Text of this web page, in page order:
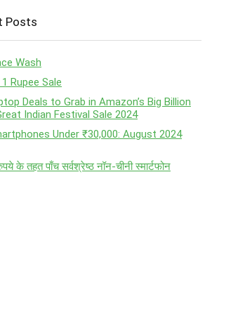
Posts
Wash
Rupee Sale
Deals to Grab in Amazon’s Big Billion
Indian Festival Sale 2024
Under ₹30,000: August 2024
के तहत पाँच सर्वश्रेष्ठ नॉन-चीनी स्मार्टफोन